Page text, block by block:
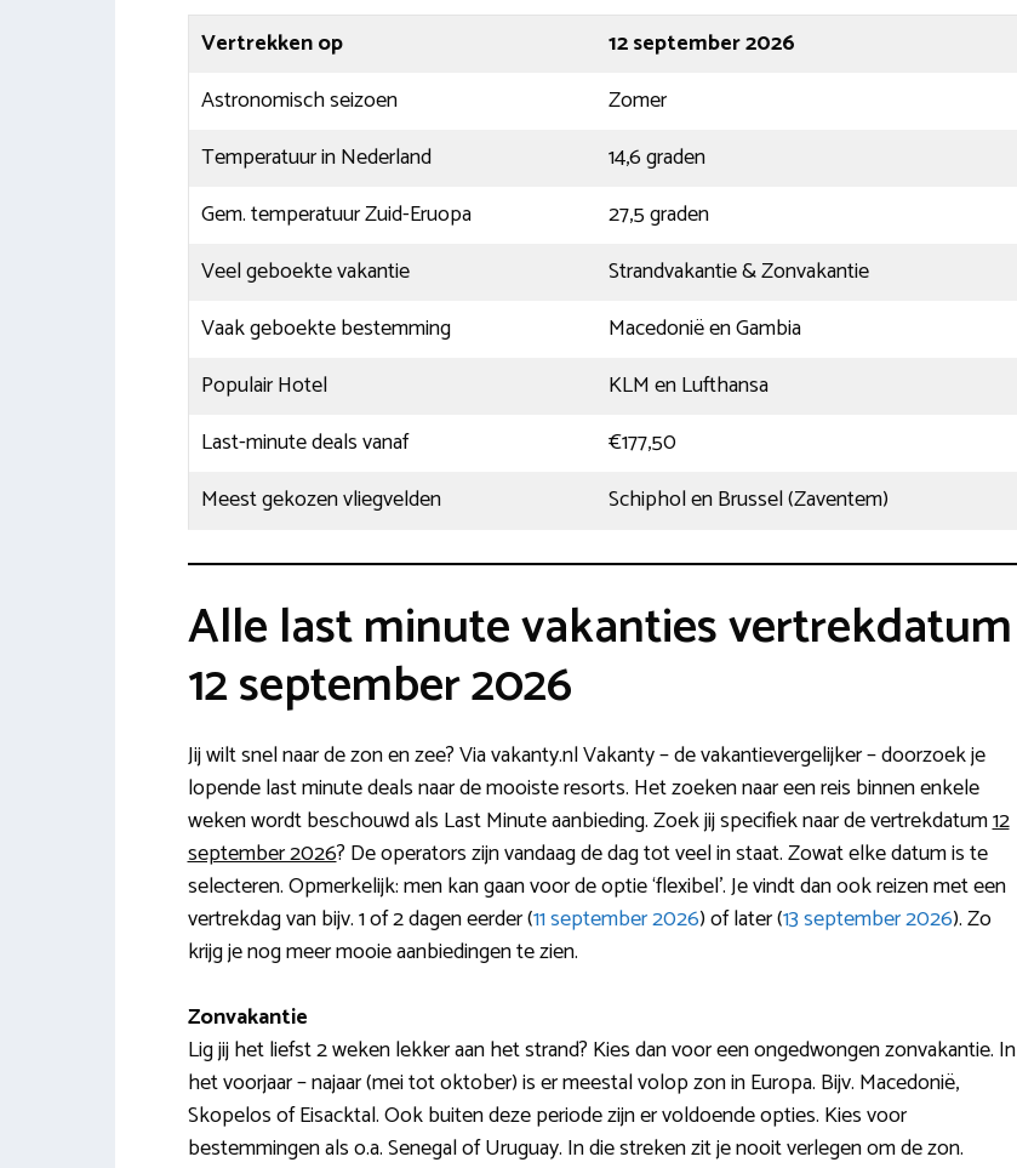
Vertrekken op
12 september 2026
Astronomisch seizoen
Zomer
Temperatuur in Nederland
14,6 graden
Gem. temperatuur Zuid-Eruopa
27,5 graden
Veel geboekte vakantie
Strandvakantie & Zonvakantie
Vaak geboekte bestemming
Macedonië en Gambia
Populair Hotel
KLM en Lufthansa
Last-minute deals vanaf
€177,50
Meest gekozen vliegvelden
Schiphol en Brussel (Zaventem)
Alle last minute vakanties vertrekdatum
12 september 2026
Jij wilt snel naar de zon en zee? Via vakanty.nl Vakanty – de vakantievergelijker – doorzoek je
lopende last minute deals naar de mooiste resorts. Het zoeken naar een reis binnen enkele
weken wordt beschouwd als Last Minute aanbieding. Zoek jij specifiek naar de vertrekdatum12
september 2026? De operators zijn vandaag de dag tot veel in staat. Zowat elke datum is te
selecteren. Opmerkelijk: men kan gaan voor de optie ‘flexibel’. Je vindt dan ook reizen met een
vertrekdag van bijv. 1 of 2 dagen eerder (11 september 2026) of later (13 september 2026). Zo
krijg je nog meer mooie aanbiedingen te zien.
Zonvakantie
Lig jij het liefst 2 weken lekker aan het strand? Kies dan voor een ongedwongen zonvakantie. In
het voorjaar – najaar (mei tot oktober) is er meestal volop zon in Europa. Bijv. Macedonië,
Skopelos of Eisacktal. Ook buiten deze periode zijn er voldoende opties. Kies voor
bestemmingen als o.a. Senegal of Uruguay. In die streken zit je nooit verlegen om de zon.